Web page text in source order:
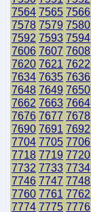
7564 7565 7566
7578 7579 7580
7592 7593 7594
7606 7607 7608
7620 7621 7622
7634 7635 7636
7648 7649 7650
7662 7663 7664
7676 7677 7678
7690 7691 7692
7704 7705 7706
7718 7719 7720
7732 7733 7734
7746 7747 7748
7760 7761 7762
7774 7775 7776